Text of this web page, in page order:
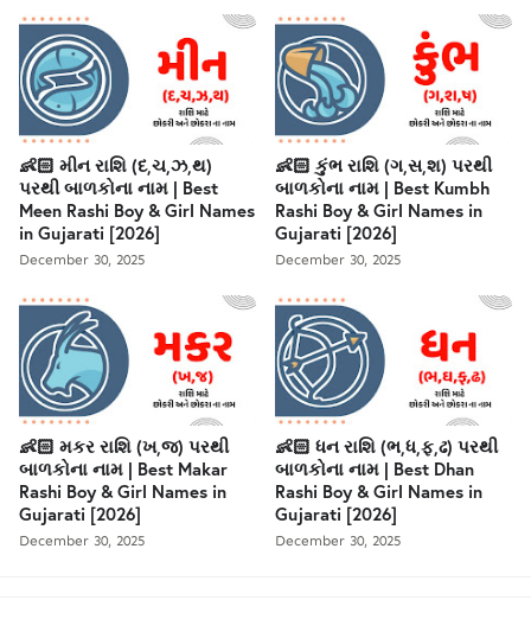
👶🏻 મીન રાશિ (દ,ચ,ઝ,થ)
પરથી બાળકોના નામ | Best
Meen Rashi Boy & Girl Names
in Gujarati [2026]
December 30, 2025
👶🏻 કુંભ રાશિ (ગ,સ,શ) પરથી
બાળકોના નામ | Best Kumbh
Rashi Boy & Girl Names in
Gujarati [2026]
December 30, 2025
👶🏻 મકર રાશિ (ખ,જ) પરથી
બાળકોના નામ | Best Makar
Rashi Boy & Girl Names in
Gujarati [2026]
December 30, 2025
👶🏻 ધન રાશિ (ભ,ધ,ફ,ઢ) પરથી
બાળકોના નામ | Best Dhan
Rashi Boy & Girl Names in
Gujarati [2026]
December 30, 2025